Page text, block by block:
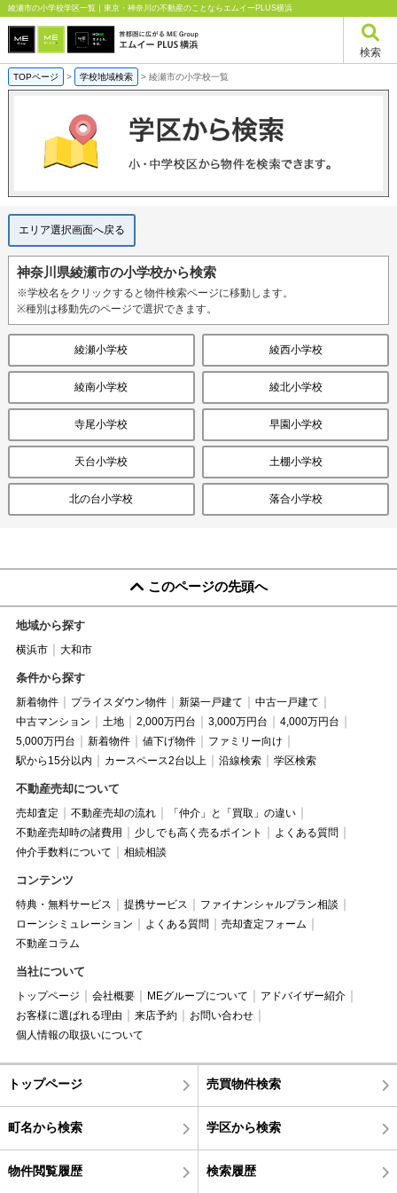
綾瀬市の小学校学区一覧｜東京・神奈川の不動産のことならエムイーPLUS横浜
検索
TOPページ > 学校地域検索 > 綾瀬市の小学校一覧
エリア選択画面へ戻る
神奈川県綾瀬市の小学校から検索
※学校名をクリックすると物件検索ページに移動します。
※種別は移動先のページで選択できます。
綾瀬小学校 綾西小学校
綾南小学校 綾北小学校
寺尾小学校 早園小学校
天台小学校 土棚小学校
北の台小学校 落合小学校
このページの先頭へ
地域から探す
横浜市 大和市
条件から探す
新着物件 プライスダウン物件 新築一戸建て
中古一戸建て
中古マンション
土地 2,000万円台 3,000万円台
4,000万円台
5,000万円台
新着物件 値下げ物件
ファミリー向け
駅から15分以内
カースペース2台以上 沿線検索 学区検索
不動産売却について
売却査定 不動産売却の流れ
「仲介」と「買取」の違い
不動産売却時の諸費用
少しでも高く売るポイント
よくある質問
仲介手数料について
相続相談
コンテンツ
特典・無料サービス 提携サービス
ファイナンシャルプラン相談
ローンシミュレーション
よくある質問
売却査定フォーム
不動産コラム
当社について
トップページ 会社概要 MEグループについて
アドバイザー紹介
お客様に選ばれる理由
来店予約
お問い合わせ
個人情報の取扱いについて
トップページ 売買物件検索
町名から検索 学区から検索
物件閲覧履歴 検索履歴